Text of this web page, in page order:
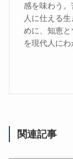
感を味わう
人に仕える
めに、知恵
を現代人に
関連記事